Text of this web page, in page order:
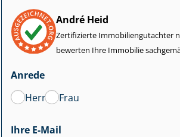
André Heid
Zertifizierte Im­mo­bi­li­en­gut­ach­ter
bewerten Ihre Immobilie
Anrede
Herr
Frau
Ihre E-Mail